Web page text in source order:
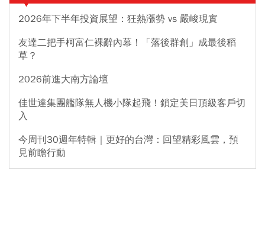
2026年下半年投資展望：狂熱漲勢 vs 嚴峻現實
友達二把手柯富仁裸辭內幕！「落後群創」成最後稻
草？
2026前進大南方論壇
佳世達集團艦隊無人機小隊起飛！鎖定美日頂級客戶切
入
今周刊30週年特輯｜更好的台灣：回望精彩風雲，預
見前瞻行動